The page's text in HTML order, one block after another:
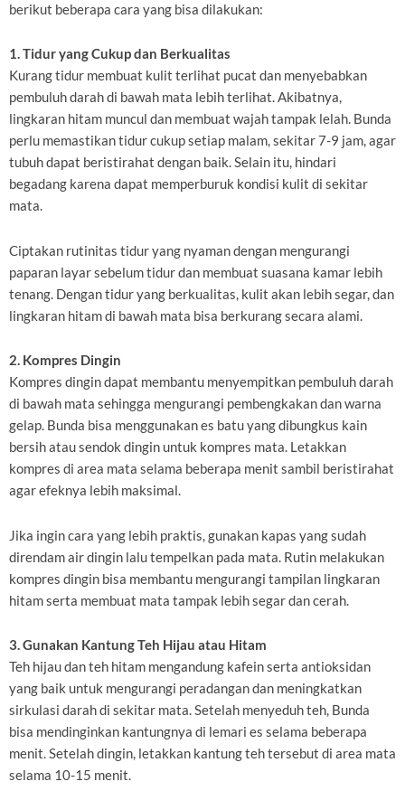
berikut beberapa cara yang bisa dilakukan:
1. Tidur yang Cukup dan Berkualitas
Kurang tidur membuat kulit terlihat pucat dan menyebabkan
pembuluh darah di bawah mata lebih terlihat. Akibatnya,
lingkaran hitam muncul dan membuat wajah tampak lelah. Bunda
perlu memastikan tidur cukup setiap malam, sekitar 7-9 jam, agar
tubuh dapat beristirahat dengan baik. Selain itu, hindari
begadang karena dapat memperburuk kondisi kulit di sekitar
mata.
Ciptakan rutinitas tidur yang nyaman dengan mengurangi
paparan layar sebelum tidur dan membuat suasana kamar lebih
tenang. Dengan tidur yang berkualitas, kulit akan lebih segar, dan
lingkaran hitam di bawah mata bisa berkurang secara alami.
2. Kompres Dingin
Kompres dingin dapat membantu menyempitkan pembuluh darah
di bawah mata sehingga mengurangi pembengkakan dan warna
gelap. Bunda bisa menggunakan es batu yang dibungkus kain
bersih atau sendok dingin untuk kompres mata. Letakkan
kompres di area mata selama beberapa menit sambil beristirahat
agar efeknya lebih maksimal.
Jika ingin cara yang lebih praktis, gunakan kapas yang sudah
direndam air dingin lalu tempelkan pada mata. Rutin melakukan
kompres dingin bisa membantu mengurangi tampilan lingkaran
hitam serta membuat mata tampak lebih segar dan cerah.
3. Gunakan Kantung Teh Hijau atau Hitam
Teh hijau dan teh hitam mengandung kafein serta antioksidan
yang baik untuk mengurangi peradangan dan meningkatkan
sirkulasi darah di sekitar mata. Setelah menyeduh teh, Bunda
bisa mendinginkan kantungnya di lemari es selama beberapa
menit. Setelah dingin, letakkan kantung teh tersebut di area mata
selama 10-15 menit.